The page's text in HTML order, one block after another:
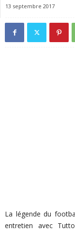
13 septembre 2017
La légende du
entretien avec